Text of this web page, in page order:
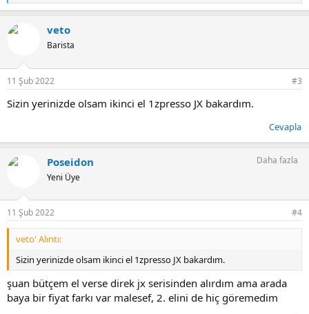
e
k
veto
Barista
11 Şub 2022 #3
Sizin yerinizde olsam ikinci el 1zpresso JX bakardım.
Cevapla
Poseidon
Yeni Üye
Daha fazla
11 Şub 2022 #4
veto' Alıntı:
Sizin yerinizde olsam ikinci el 1zpresso JX bakardım.
şuan bütçem el verse direk jx serisinden alırdım ama arada
baya bir fiyat farkı var malesef, 2. elini de hiç göremedim